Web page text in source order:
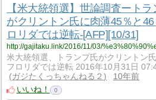
【米大統領選】世論調査ートラ
がクリントン氏に肉薄45％と46
ロリダでは逆転-[AFP][10/31]
米大統領選、トランプ氏がクリントン
フロリダでは逆転 2016年10月31日
ガジたくっちゃんねる２
10年前
いいね！
0